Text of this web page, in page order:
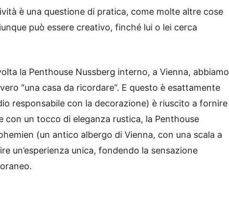
è una questione di pratica, come molte altre cose
può essere creativo, finché lui o lei cerca
la Penthouse Nussberg interno, a Vienna, abbiamo
“una casa da ricordare”. E questo è esattamente
responsabile con la decorazione) è riuscito a fornire
con un tocco di eleganza rustica, la Penthouse
(un antico albergo di Vienna, con una scala a
un’esperienza unica, fondendo la sensazione